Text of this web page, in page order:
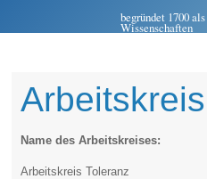
begründet 1700
Wissenschaften
Name des Arbeitskreises:
Arbeitskreis Toleranz